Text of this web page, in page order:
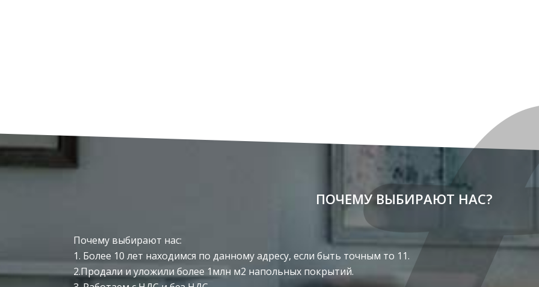
ПОЧЕМУ ВЫБИРАЮТ НАС?
Почему выбирают нас:
1. Более 10 лет находимся по данному адресу, если быть точным то 11.
2.Продали и уложили более 1млн м2 напольных покрытий.